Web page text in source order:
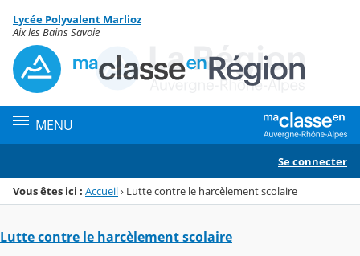
Menu de la rubrique
Contenu
Lycée Polyvalent Marlioz
Aix les Bains Savoie
MENU
Se connecter
Vous êtes ici : Accueil› Lutte contre le harcèlement scolaire
Lutte contre le harcèlement scolaire